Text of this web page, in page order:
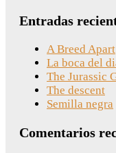
Entradas
A Breed Apart
La boca del
The Jurassic
The descent
Semilla negra
Comentarios